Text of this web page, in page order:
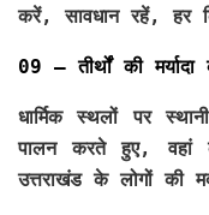
करें, सावधान रहें, हर
09 – तीर्थों की
धार्मिक स्थलों पर
पालन करते हुए, वहां
उत्तराखंड के लोगों की